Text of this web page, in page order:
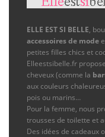
ELLE EST SI BELLE,
accessoires de mode
petites filles chics et
Elleestsibelle.fr
cheveux (comme la
aux couleurs
pois ou marins…
Pour la femme, nous
trousses de toilette et
Des idées de cadeaux